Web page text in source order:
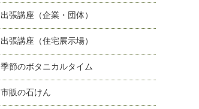
出張講座（企業・団体）
出張講座（住宅展示場）
季節のボタニカルタイム
市販の石けん